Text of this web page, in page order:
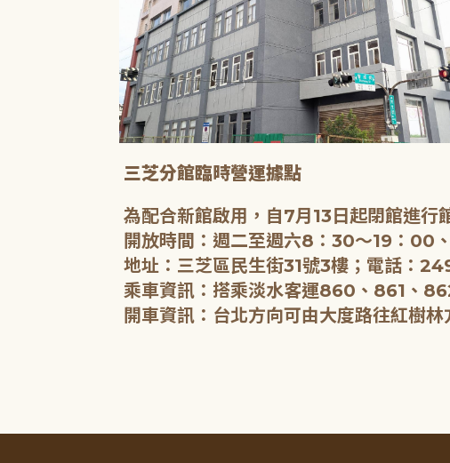
三芝分館臨時營運據點
為配合新館啟用，自7月13日起閉館進行
開放時間：週二至週六8：30～19：00
地址：三芝區民生街31號3樓；電話：
乘車資訊：搭乘淡水客運860、861、
開車資訊：台北方向可由大度路往紅樹林